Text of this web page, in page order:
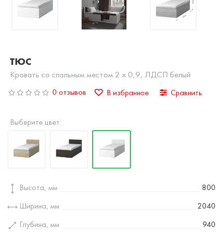
ТЮС
Кровать со спальным местом 2 х 0,9, ЛДСП белый
0 отзывов В избранное Сравнить
Выберите цвет:
Высота, мм
800
Ширина, мм
2040
Глубина, мм
940